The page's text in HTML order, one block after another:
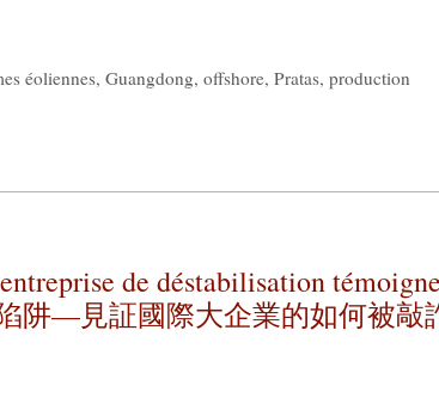
éoliennes,Guangdong,offshore,Pratas,production
de déstabilisation
陷阱—見証國際大企業的如何被敲